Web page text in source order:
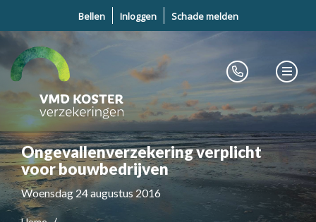
Bellen Inloggen Schade melden
Ongevallenverzekering verplicht
voor bouwbedrijven
Woensdag 24 augustus 2016